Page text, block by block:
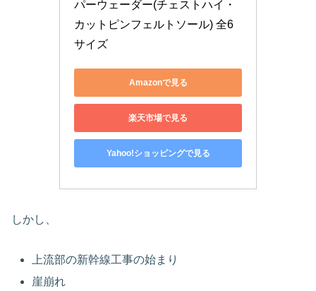
パーウェーダー(チェストハイ・
カットピンフェルトソール) 全6
サイズ
Amazonで見る
楽天市場で見る
Yahoo!ショッピングで見る
しかし、
上流部の新幹線工事の始まり
崖崩れ